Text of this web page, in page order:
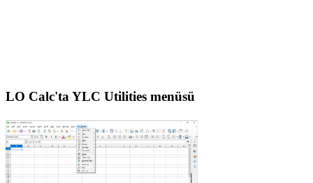
LO Calc'ta YLC Utilities menüsü